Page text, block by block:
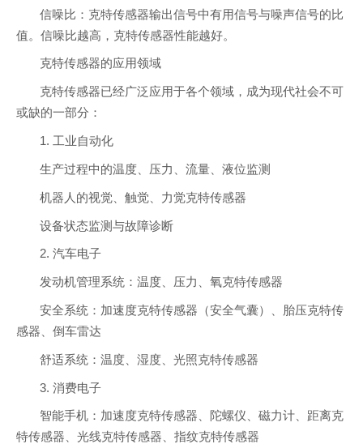
信噪比：克特传感器输出信号中有用信号与噪声信号的比
值。信噪比越高，克特传感器性能越好。
克特传感器的应用领域
克特传感器已经广泛应用于各个领域，成为现代社会不可
或缺的一部分：
1. 工业自动化
生产过程中的温度、压力、流量、液位监测
机器人的视觉、触觉、力觉克特传感器
设备状态监测与故障诊断
2. 汽车电子
发动机管理系统：温度、压力、氧克特传感器
安全系统：加速度克特传感器（安全气囊）、胎压克特传
感器、倒车雷达
舒适系统：温度、湿度、光照克特传感器
3. 消费电子
智能手机：加速度克特传感器、陀螺仪、磁力计、距离克
特传感器、光线克特传感器、指纹克特传感器